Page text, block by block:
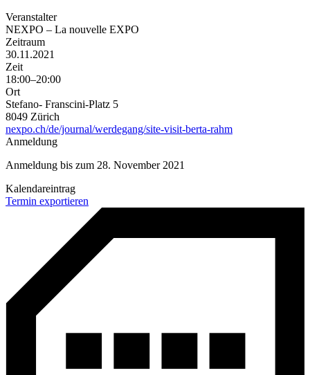
Veranstalter
NEXPO – La nouvelle EXPO
Zeitraum
30.11.2021
Zeit
18:00–20:00
Ort
Stefano- Franscini-Platz 5
8049 Zürich
nexpo.ch/de/journal/werdegang/site-visit-berta-rahm
Anmeldung
Anmeldung bis zum 28. November 2021
Kalendareintrag
Termin exportieren